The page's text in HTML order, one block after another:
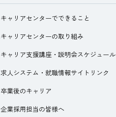
キャリアセンターでできること
キャリアセンターの取り組み
キャリア支援講座・説明会スケジュール
求人システム・就職情報サイトリンク
卒業後のキャリア
企業採用担当の皆様へ